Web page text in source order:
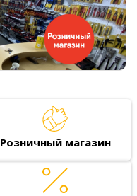
Розничный магазин